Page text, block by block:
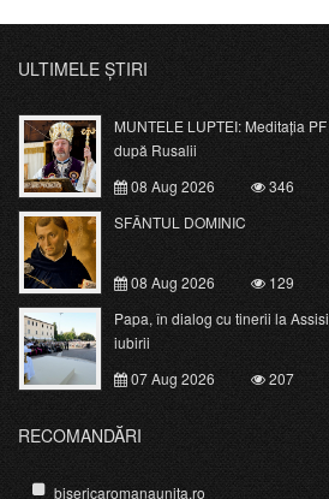
ULTIMELE ȘTIRI
MUNTELE LUPTEI: Meditația
după Rusalii
08 Aug 2026
346
SFÂNTUL DOMINIC
08 Aug 2026 129
Papa, în dialog cu tinerii la
iubirii
07 Aug 2026
207
RECOMANDĂRI
bisericaromanaunita.ro